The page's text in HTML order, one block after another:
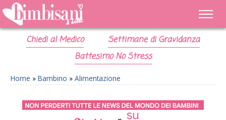
Chiedi al Medico
Settimane di Gravidanza
Battesimo No Stress
Home » Bambino » Alimentazione